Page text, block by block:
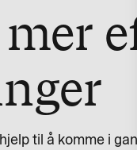
mer
til å komme i